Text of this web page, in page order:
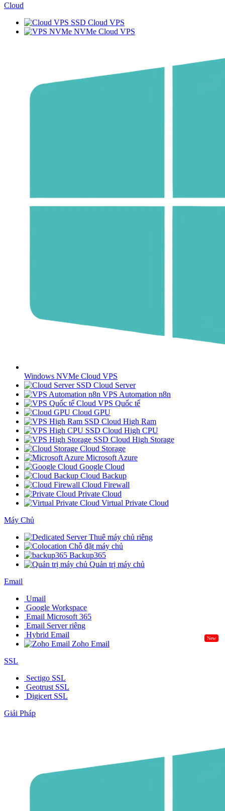
Cloud
SSD Cloud VPS
NVMe Cloud VPS
Windows NVMe Cloud VPS
SSD Cloud Server
VPS Automation n8n
Cloud VPS Quốc tế
Cloud GPU
SSD Cloud High Ram
SSD Cloud High CPU
SSD Cloud High Storage
Cloud Storage
Microsoft Azure
Google Cloud
Cloud Backup
Cloud Firewall
Private Cloud
Virtual Private Cloud
Máy Chủ
Thuê máy chủ riêng
Chỗ đặt máy chủ
Backup365
Quản trị máy chủ
Email
Umail
Google Workspace
Email Microsoft 365
Email Server riêng
Hybrid Email
New
Zoho Email
SSL
Sectigo SSL
Geotrust SSL
Digicert SSL
Giải Pháp